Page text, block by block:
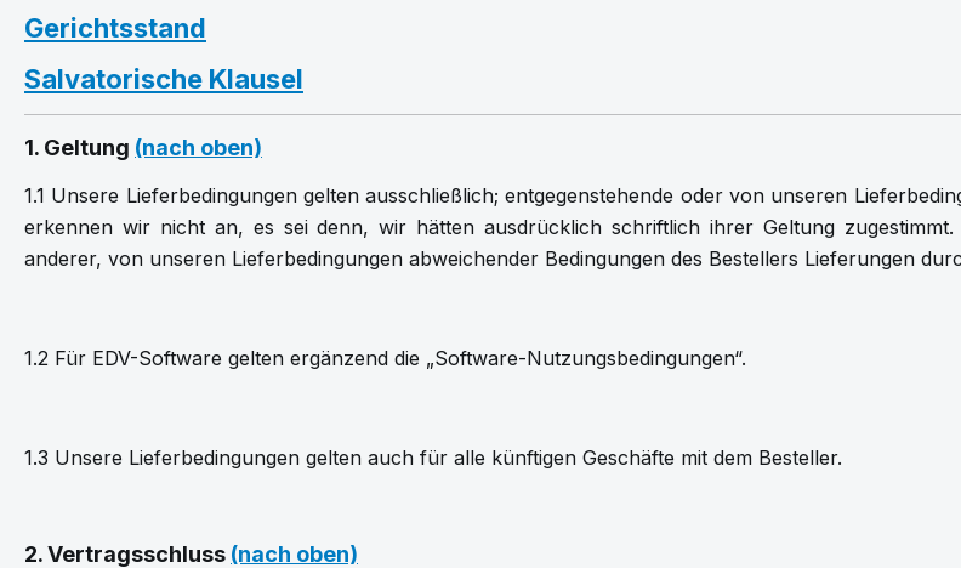
Gerichtsstand
Salvatorische Klausel
1. Geltung (nach oben)
1.1 Unsere Lieferbedingungen gelten ausschließlich; entgegenstehende oder von unseren
erkennen wir nicht an, es sei denn, wir hätten ausdrücklich schriftlich ihrer Geltung
anderer, von unseren Lieferbedingungen abweichender Bedingungen des Bestellers Lieferungen
1.2 Für EDV-Software gelten ergänzend die „Software-Nutzungsbedingungen“.
1.3 Unsere Lieferbedingungen gelten auch für alle künftigen Geschäfte mit dem Besteller.
2. Vertragsschluss (nach oben)